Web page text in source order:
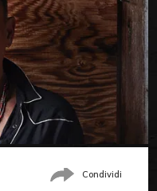
Condividi